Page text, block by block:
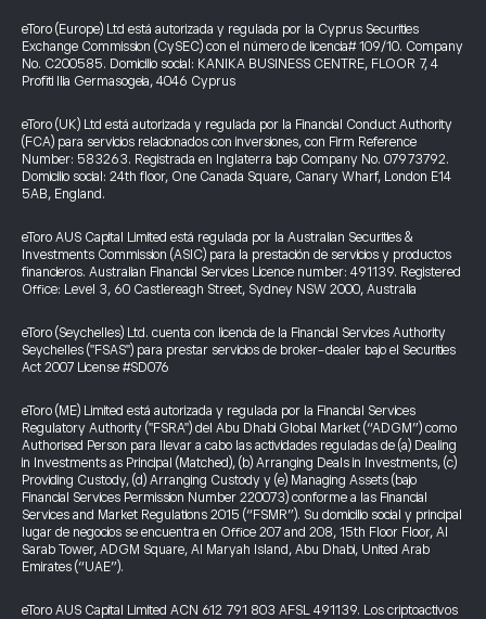
eToro (Europe) Ltd está autorizada y regulada por la Cyprus Securities
Exchange Commission (CySEC) con el número de licencia# 109/10. Company
No. C200585. Domicilio social: KANIKA BUSINESS CENTRE, FLOOR 7, 4
Profiti Ilia Germasogeia, 4046 Cyprus
eToro (UK) Ltd está autorizada y regulada por la Financial Conduct Authority
(FCA) para servicios relacionados con inversiones, con Firm Reference
Number: 583263. Registrada en Inglaterra bajo Company No. 07973792.
Domicilio social: 24th floor, One Canada Square, Canary Wharf, London E14
5AB, England.
eToro AUS Capital Limited está regulada por la Australian Securities &
Investments Commission (ASIC) para la prestación de servicios y productos
financieros. Australian Financial Services Licence number: 491139. Registered
Office: Level 3, 60 Castlereagh Street, Sydney NSW 2000, Australia
eToro (Seychelles) Ltd. cuenta con licencia de la Financial Services Authority
Seychelles ("FSAS") para prestar servicios de broker-dealer bajo el Securities
Act 2007 License #SD076
eToro (ME) Limited está autorizada y regulada por la Financial Services
Regulatory Authority ("FSRA") del Abu Dhabi Global Market (“ADGM”) como
Authorised Person para llevar a cabo las actividades reguladas de (a) Dealing
in Investments as Principal (Matched), (b) Arranging Deals in Investments, (c)
Providing Custody, (d) Arranging Custody y (e) Managing Assets (bajo
Financial Services Permission Number 220073) conforme a las Financial
Services and Market Regulations 2015 (“FSMR”). Su domicilio social y principal
lugar de negocios se encuentra en Office 207 and 208, 15th Floor Floor, Al
Sarab Tower, ADGM Square, Al Maryah Island, Abu Dhabi, United Arab
Emirates (“UAE”).
eToro AUS Capital Limited ACN 612 791 803 AFSL 491139. Los criptoactivos